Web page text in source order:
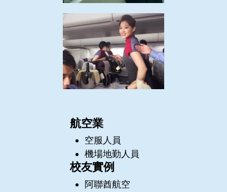
航空業
空服人員
機場地勤人員
校友實例
阿聯酋航空